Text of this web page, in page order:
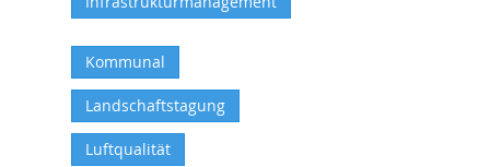
Kommunal
Landschaftstagung
Luftqualität